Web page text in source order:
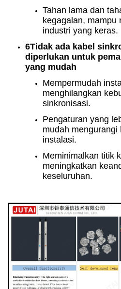
Tahan lama dan
kegagalan, mampu
industri yang keras.
6Tidak ada kabel
diperlukan untuk
yang mudah
Mempermudah
menghilangkan
sinkronisasi.
Pengaturan yang
mudah mengurangi
instalasi.
Meminimalkan titik
meningkatkan
keseluruhan.